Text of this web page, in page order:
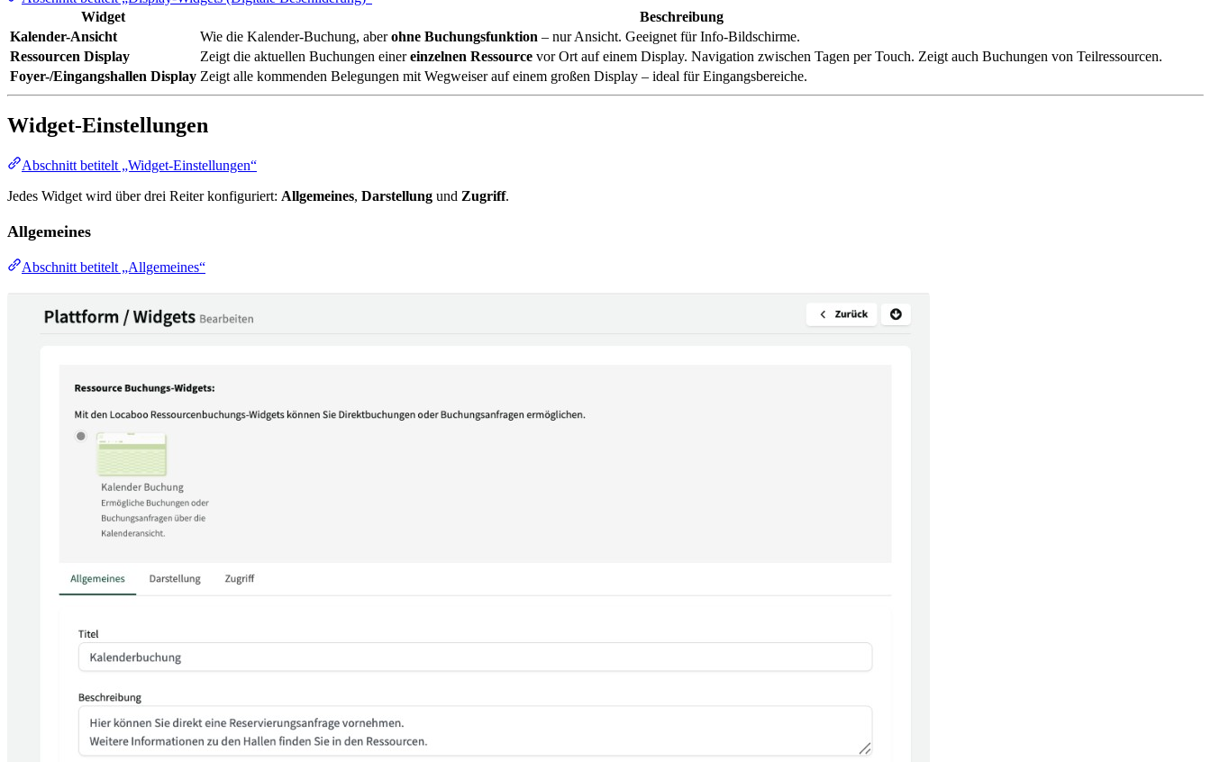
Widget
Beschreibung
Kalender-Ansicht
Wie die Kalender-Buchung, aberohne Buchungsfunktion – nur Ansicht. Geeignet für Info-Bildschirme.
Ressourcen Display
Zeigt die aktuellen Buchungen einereinzelnen Ressource vor Ort auf einem Display. Navigation zwischen Tagen per Touch. Zeigt auch Buchungen von Teilressourcen.
Foyer-/Eingangshallen Display Zeigt alle kommenden Belegungen mit Wegweiser auf einem großen Display – ideal für Eingangsbereiche.
Widget-Einstellungen
Abschnitt betitelt „Widget-Einstellungen“
Jedes Widget wird über drei Reiter konfiguriert: Allgemeines, Darstellung und Zugriff.
Allgemeines
Abschnitt betitelt „Allgemeines“